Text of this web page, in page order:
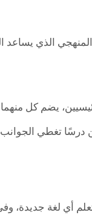
الذي يساعد
يضم كل
درسًا تغطي الجوانب
أي لغة جديدة،